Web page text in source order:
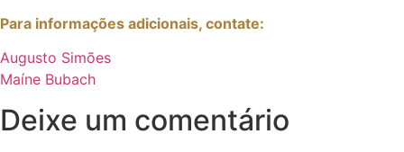
Para informações adicionais, contate:
Augusto Simões
Maíne Bubach
Deixe um comentário